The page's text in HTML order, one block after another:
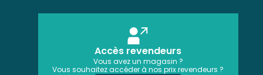
Accès revendeurs
Vous avez un magasin ?
Vous souhaitez accéder à nos prix revendeurs ?